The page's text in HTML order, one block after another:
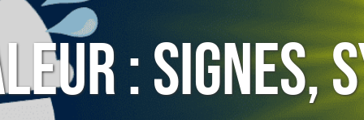
: Signes,